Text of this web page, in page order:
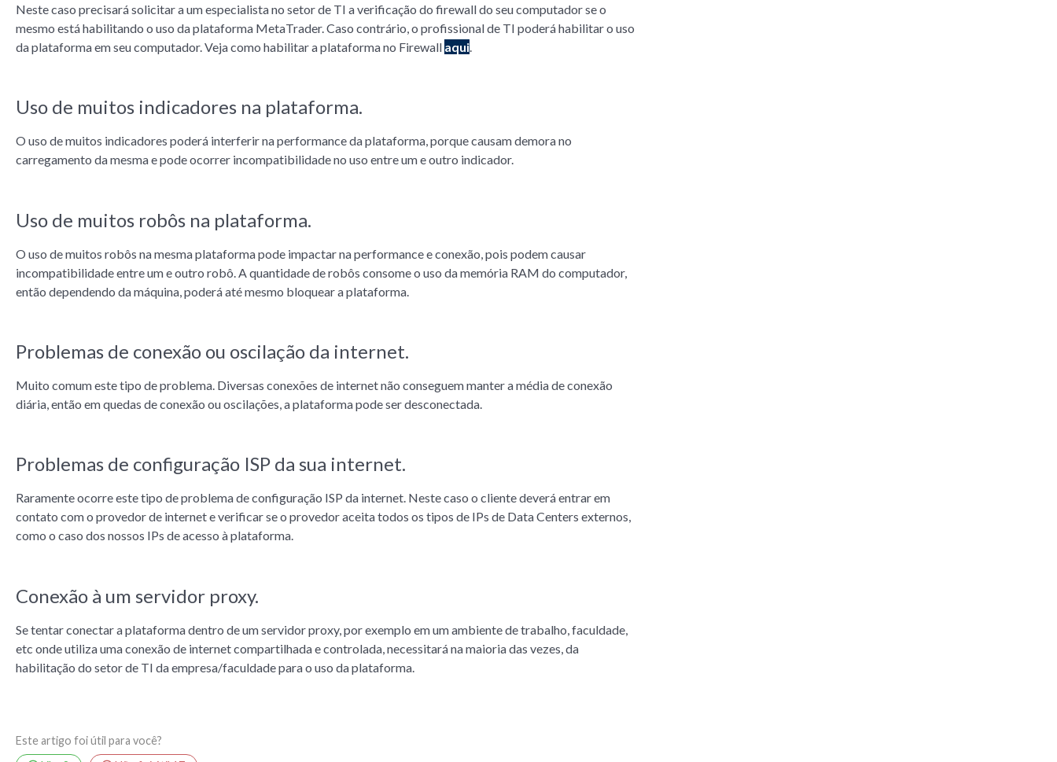
Neste caso precisará solicitar a um especialista no setor de TI a verificação do firewall do seu computador se o
mesmo está habilitando o uso da plataforma MetaTrader. Caso contrário, o profissional de TI poderá habilitar o uso
da plataforma em seu computador. Veja como habilitar a plataforma no Firewall aqui.
Uso de muitos indicadores na plataforma.
O uso de muitos indicadores poderá interferir na performance da plataforma, porque causam demora no
carregamento da mesma e pode ocorrer incompatibilidade no uso entre um e outro indicador.
Uso de muitos robôs na plataforma.
O uso de muitos robôs na mesma plataforma pode impactar na performance e conexão, pois podem causar
incompatibilidade entre um e outro robô. A quantidade de robôs consome o uso da memória RAM do computador,
então dependendo da máquina, poderá até mesmo bloquear a plataforma.
Problemas de conexão ou oscilação da internet.
Muito comum este tipo de problema. Diversas conexões de internet não conseguem manter a média de conexão
diária, então em quedas de conexão ou oscilações, a plataforma pode ser desconectada.
Problemas de configuração ISP da sua internet.
Raramente ocorre este tipo de problema de configuração ISP da internet. Neste caso o cliente deverá entrar em
contato com o provedor de internet e verificar se o provedor aceita todos os tipos de IPs de Data Centers externos,
como o caso dos nossos IPs de acesso à plataforma.
Conexão à um servidor proxy.
Se tentar conectar a plataforma dentro de um servidor proxy, por exemplo em um ambiente de trabalho, faculdade,
etc onde utiliza uma conexão de internet compartilhada e controlada, necessitará na maioria das vezes, da
habilitação do setor de TI da empresa/faculdade para o uso da plataforma.
Este artigo foi útil para você?